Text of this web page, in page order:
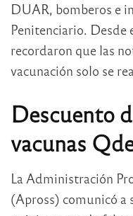
DUAR, bomberos e
Penitenciario.
recordaron que las
vacunación solo se
Descuento
vacunas
La Administración
(Apross) comunicó a